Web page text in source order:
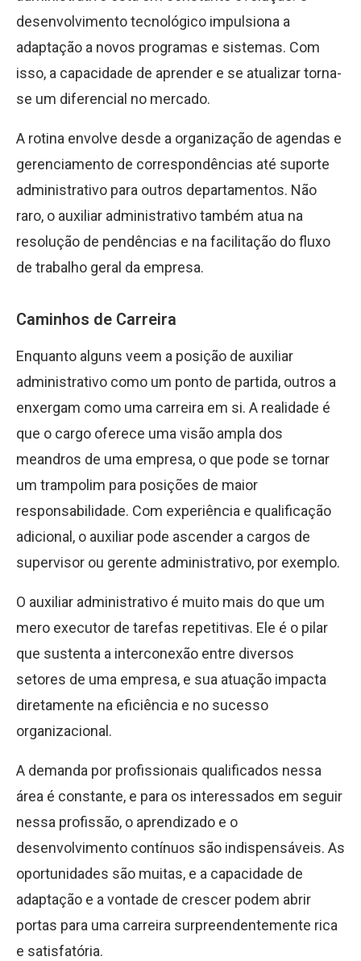
desenvolvimento tecnológico impulsiona a
adaptação a novos programas e sistemas. Com
isso, a capacidade de aprender e se atualizar torna-
se um diferencial no mercado.
A rotina envolve desde a organização de agendas e
gerenciamento de correspondências até suporte
administrativo para outros departamentos. Não
raro, o auxiliar administrativo também atua na
resolução de pendências e na facilitação do fluxo
de trabalho geral da empresa.
Caminhos de Carreira
Enquanto alguns veem a posição de auxiliar
administrativo como um ponto de partida, outros a
enxergam como uma carreira em si. A realidade é
que o cargo oferece uma visão ampla dos
meandros de uma empresa, o que pode se tornar
um trampolim para posições de maior
responsabilidade. Com experiência e qualificação
adicional, o auxiliar pode ascender a cargos de
supervisor ou gerente administrativo, por exemplo.
O auxiliar administrativo é muito mais do que um
mero executor de tarefas repetitivas. Ele é o pilar
que sustenta a interconexão entre diversos
setores de uma empresa, e sua atuação impacta
diretamente na eficiência e no sucesso
organizacional.
A demanda por profissionais qualificados nessa
área é constante, e para os interessados em seguir
nessa profissão, o aprendizado e o
desenvolvimento contínuos são indispensáveis. As
oportunidades são muitas, e a capacidade de
adaptação e a vontade de crescer podem abrir
portas para uma carreira surpreendentemente rica
e satisfatória.